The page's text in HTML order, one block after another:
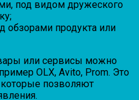
под видом дружеского
обзорами продукта или
или сервисы можно
OLX, Avito, Prom. Это
позволяют